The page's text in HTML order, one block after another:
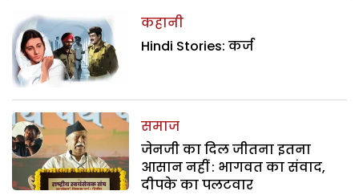
कहानी
Hindi Stories: कर्ज
समाज
जेनजी का दिल जीतना इतना
आसान नहीं : भागवत का संवाद,
दीपके का पलटवार